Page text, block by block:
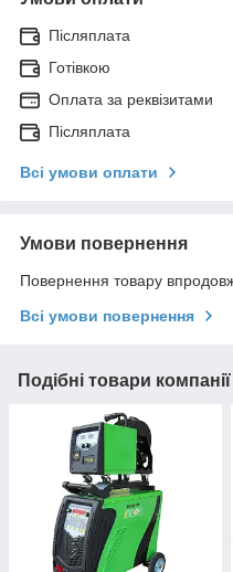
Післяплата
Готівкою
Оплата за реквізитами
Післяплата
Всі умови оплати
Умови повернення
Повернення товару
Всі умови повернення
Подібні товари компанії